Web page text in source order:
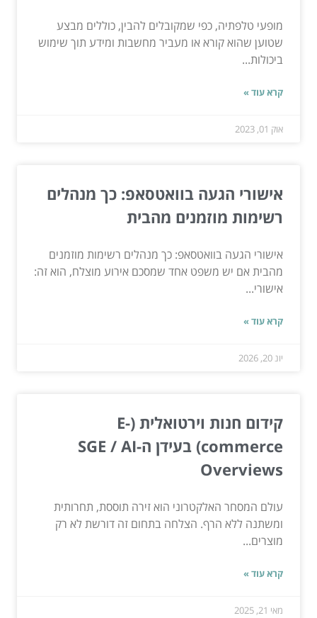
מופעי טלפתיה, כפי שמקובלים להבין, כוללים מבצע
שטוען שהוא קורא או מעביר מחשבות ומידע תוך שימוש
ביכולות...
קרא עוד »
אוק 01, 2023
אישורי הגעה בוואטסאפ: כך מנהלים
רשימות מוזמנים מהבית
אישורי הגעה בוואטסאפ: כך מנהלים רשימות מוזמנים
מהבית אם יש משפט אחד שמסכם אירוע מוצלח, הוא זה:
אישורי...
קרא עוד »
יונ 20, 2026
קידום חנות וירטואלית (E-
commerce) בעידן ה-SGE / AI
Overviews
עולם המסחר האלקטרוני הוא זירה תוססת, תחרותית
ומשתנה ללא הרף. הצלחה בתחום זה דורשת לא רק
מוצרים...
קרא עוד »
מאי 21, 2025